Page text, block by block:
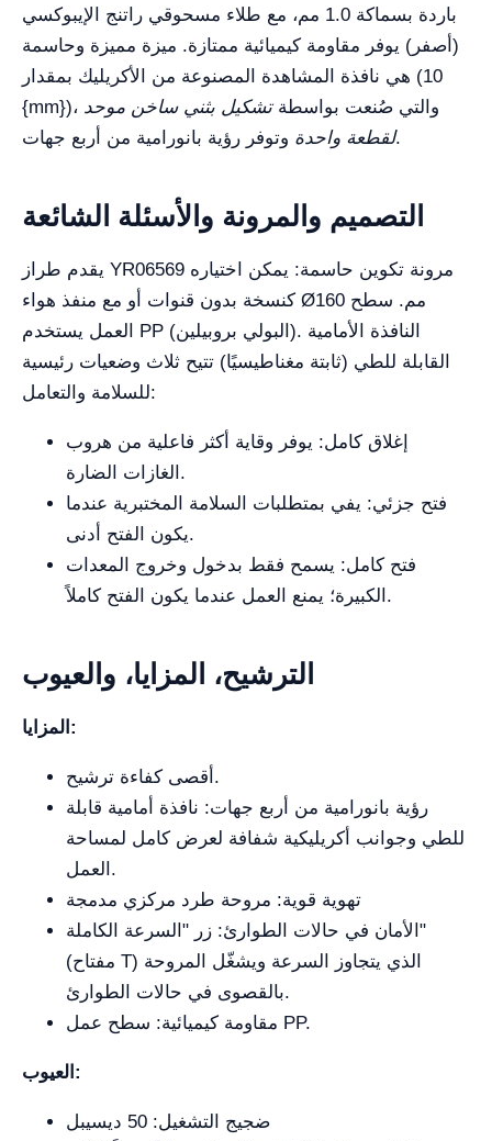
باردة بسماكة 1.0 مم، مع طلاء مسحوقي راتنج الإيبوكسي
(أصفر) يوفر مقاومة كيميائية ممتازة. ميزة مميزة وحاسمة
(10
{mm})
، والتي صُنعت بواسطةتشكيل بثني ساخن موحد
لقطعة واحدةوتوفر رؤية بانورامية من أربع جهات.
التصميم والمرونة والأسئلة الشائعة
يقدم طراز YR06569 مرونة تكوين حاسمة: يمكن اختياره
كنسخة بدون قنوات أو مع منفذ هواء Ø160 مم. سطح
العمل يستخدم PP (البولي بروبيلين). النافذة الأمامية
القابلة للطي (ثابتة مغناطيسيًا) تتيح ثلاث وضعيات رئيسية
للسلامة والتعامل:
إغلاق كامل: يوفر وقاية أكثر فاعلية من هروب
الغازات الضارة.
فتح جزئي: يفي بمتطلبات السلامة المختبرية عندما
يكون الفتح أدنى.
فتح كامل: يسمح فقط بدخول وخروج المعدات
الكبيرة؛ يمنع العمل عندما يكون الفتح كاملاً.
الترشيح، المزايا، والعيوب
المزايا:
أقصى كفاءة ترشيح.
رؤية بانورامية من أربع جهات: نافذة أمامية قابلة
للطي وجوانب أكريليكية شفافة لعرض كامل لمساحة
العمل.
تهوية قوية: مروحة طرد مركزي مدمجة
الأمان في حالات الطوارئ: زر "السرعة الكاملة"
(مفتاح T) الذي يتجاوز السرعة ويشغّل المروحة
بالقصوى في حالات الطوارئ.
مقاومة كيميائية: سطح عمل PP.
العيوب:
ضجيج التشغيل: 50 ديسيبل